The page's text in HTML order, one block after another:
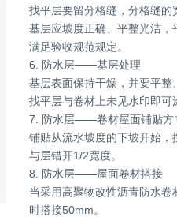
找平层要留分格缝，分格缝的
基层应坡度正确、平整光洁
满足验收规范规定。
6. 防水层——基层处理
基层表面保持干燥，并要平整
找平层与卷材上未见水印即可
7. 防水层——卷材屋面铺贴方
铺贴从流水坡度的下坡开始
与层错开1/2宽度。
8. 防水层——屋面卷材搭接
当采用高聚物改性沥青防水
时搭接50mm。